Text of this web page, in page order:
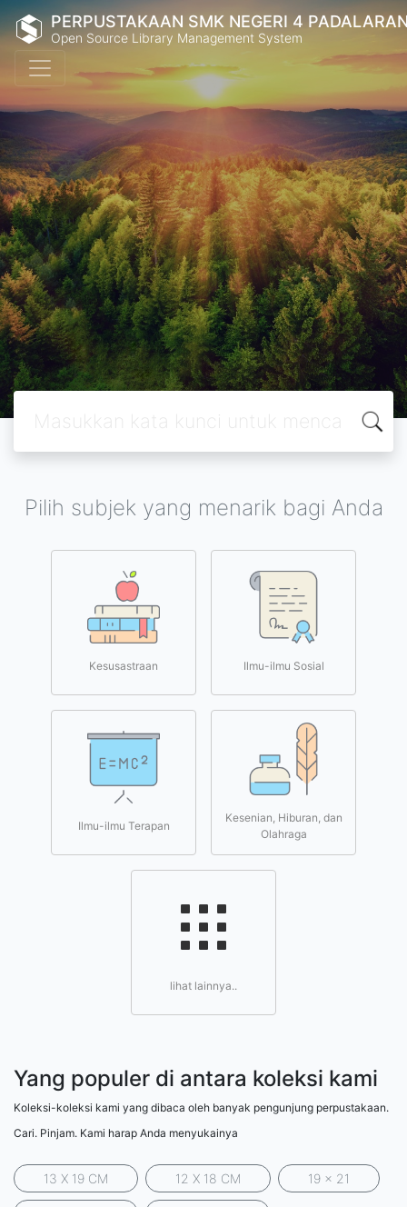
PERPUSTAKAAN SMK NEGERI 4
Open Source Library Management System
Pilih subjek yang menarik bagi Anda
Kesusastraan Ilmu-ilmu Sosial
Ilmu-ilmu Terapan
Kesenian, Hiburan, dan
Olahraga
lihat lainnya..
Yang populer di antara koleksi kami
Koleksi-koleksi kami yang dibaca oleh banyak pengunjung perpustakaan.
Cari. Pinjam. Kami harap Anda menyukainya
13 X 19 CM 12 X 18 CM 19 x 21